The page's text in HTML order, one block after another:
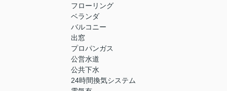
フローリング
ベランダ
バルコニー
出窓
プロパンガス
公営水道
公共下水
24時間換気システム